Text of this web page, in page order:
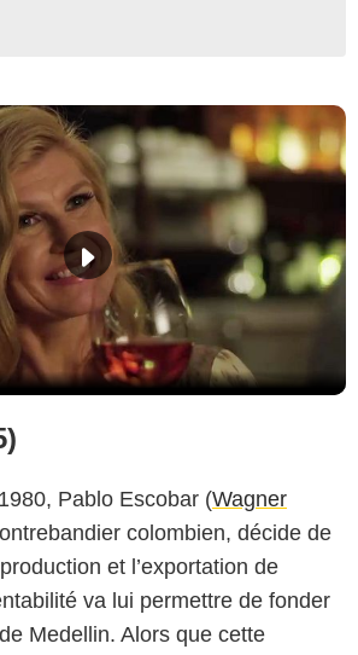
Pablo Escobar (Wagner
colombien, décide de
et l’exportation de
va lui permettre de fonder
Medellin. Alors que cette